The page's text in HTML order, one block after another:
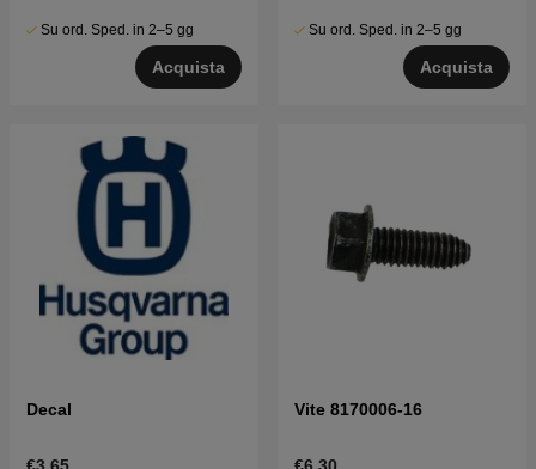
Su ord. Sped. in 2–5 gg
Acquista
Su ord. Sped. in 2–5 gg
Acquista
Decal
€3.65
Vite 8170006-16
€6.30